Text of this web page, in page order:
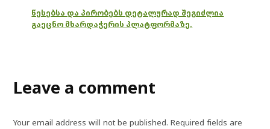
წესებსა და პირობებს დეტალურად შეგიძლია
გაეცნო მხარდაჭერის პლატფორმაზე.
Leave a comment
Your email address will not be published. Required fields are